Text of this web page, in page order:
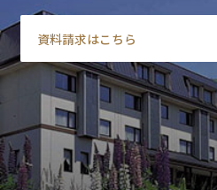
資料請求はこちら